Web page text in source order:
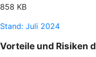
858 KB
Stand: Juli 2024
Vorteile und Risiken